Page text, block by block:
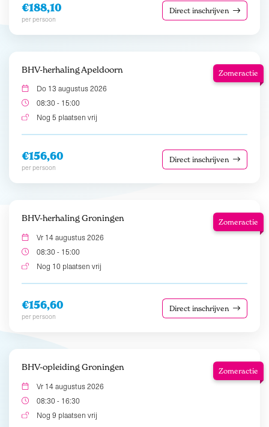
€188,10
per persoon
Direct inschrijven
Zomeractie
BHV-herhaling Apeldoorn
Do 13 augustus 2026
08:30 - 15:00
Nog 5 plaatsen vrij
€156,60
per persoon
Direct inschrijven
Zomeractie
BHV-herhaling Groningen
Vr 14 augustus 2026
08:30 - 15:00
Nog 10 plaatsen vrij
€156,60
per persoon
Direct inschrijven
Zomeractie
BHV-opleiding Groningen
Vr 14 augustus 2026
08:30 - 16:30
Nog 9 plaatsen vrij